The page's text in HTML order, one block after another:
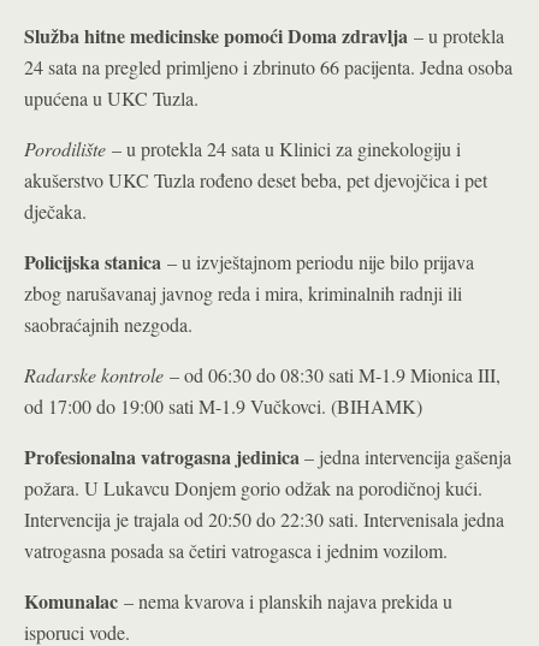
Služba hitne medicinske pomoći Doma zdravlja – u protekla
24 sata na pregled primljeno i zbrinuto 66 pacijenta. Jedna osoba
upućena u UKC Tuzla.
Porodilište – u protekla 24 sata u Klinici za ginekologiju i
akušerstvo UKC Tuzla rođeno deset beba, pet djevojčica i pet
dječaka.
Policijska stanica – u izvještajnom periodu nije bilo prijava
zbog narušavanaj javnog reda i mira, kriminalnih radnji ili
saobraćajnih nezgoda.
Radarske kontrole – od 06:30 do 08:30 sati M-1.9 Mionica III,
od 17:00 do 19:00 sati M-1.9 Vučkovci. (BIHAMK)
Profesionalna vatrogasna jedinica– jedna intervencija gašenja
požara. U Lukavcu Donjem gorio odžak na porodičnoj kući.
Intervencija je trajala od 20:50 do 22:30 sati. Intervenisala jedna
vatrogasna posada sa četiri vatrogasca i jednim vozilom.
Komunalac – nema kvarova i planskih najava prekida u
isporuci vode.